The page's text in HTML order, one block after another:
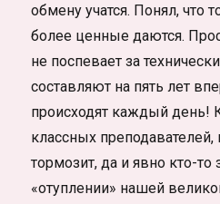
обмену учатся. Понял, что
более ценные даются.
не поспевает за
составляют на пять лет
происходят каждый день!
классных преподавателей,
тормозит, да и явно кто-то
«отуплении» нашей